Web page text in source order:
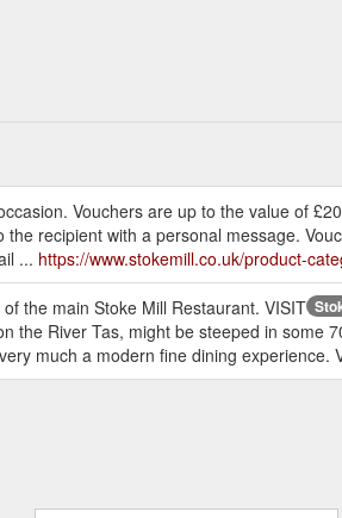
Vouchers are up to the value of
recipient with a personal message.
... https://www.stokemill.co.uk/product-
the main Stoke Mill Restaurant. VISIT
the River Tas, might be steeped in some
much a modern fine dining experience.